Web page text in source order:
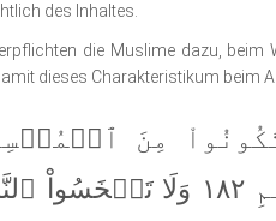
des Inhaltes.
die Muslime dazu,
dieses Charakteristikum beim
بِٱلۡقِسۡطَاسِ ٱلۡمُسۡتَقِيمِ ١٨٢